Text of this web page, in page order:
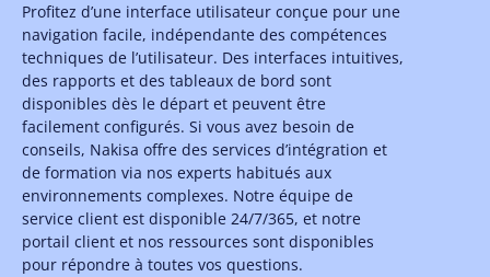
Profitez d’une interface utilisateur conçue pour une
navigation facile, indépendante des compétences
techniques de l’utilisateur. Des interfaces intuitives,
des rapports et des tableaux de bord sont
disponibles dès le départ et peuvent être
facilement configurés. Si vous avez besoin de
conseils, Nakisa offre des services d’intégration et
de formation via nos experts habitués aux
environnements complexes. Notre équipe de
service client est disponible 24/7/365, et notre
portail client et nos ressources sont disponibles
pour répondre à toutes vos questions.